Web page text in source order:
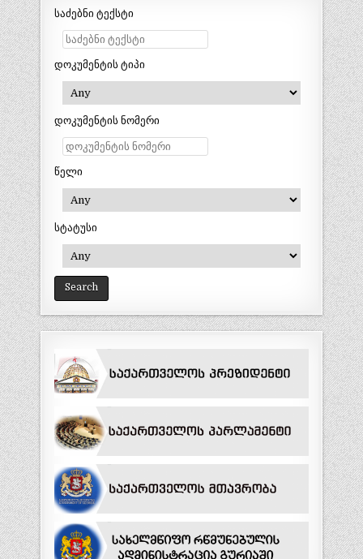
საძებნი ტექსტი
დოკუმენტის ტიპი
დოკუმენტის ნომერი
წელი
სტატუსი